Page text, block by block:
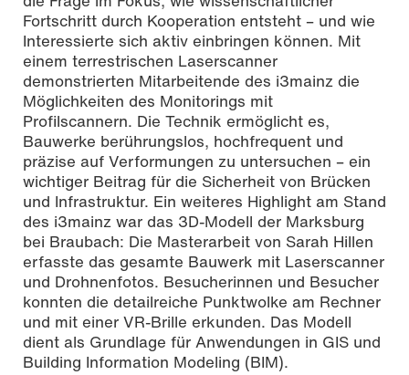
Fortschritt durch Kooperation entsteht – und wie
Interessierte sich aktiv einbringen können. Mit
einem terrestrischen Laserscanner
demonstrierten Mitarbeitende des i3mainz die
Möglichkeiten des Monitorings mit
Profilscannern. Die Technik ermöglicht es,
Bauwerke berührungslos, hochfrequent und
präzise auf Verformungen zu untersuchen – ein
wichtiger Beitrag für die Sicherheit von Brücken
und Infrastruktur. Ein weiteres Highlight am Stand
des i3mainz war das 3D-Modell der Marksburg
bei Braubach: Die Masterarbeit von Sarah Hillen
erfasste das gesamte Bauwerk mit Laserscanner
und Drohnenfotos. Besucherinnen und Besucher
konnten die detailreiche Punktwolke am Rechner
und mit einer VR-Brille erkunden. Das Modell
dient als Grundlage für Anwendungen in GIS und
Building Information Modeling (BIM).